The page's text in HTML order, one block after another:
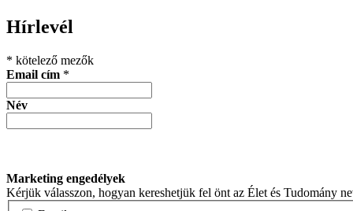
Hírlevél
* kötelező mezők
Email cím *
Név
Marketing engedélyek
Kérjük válasszon, hogyan kereshetjük fel önt az Élet és Tudomány